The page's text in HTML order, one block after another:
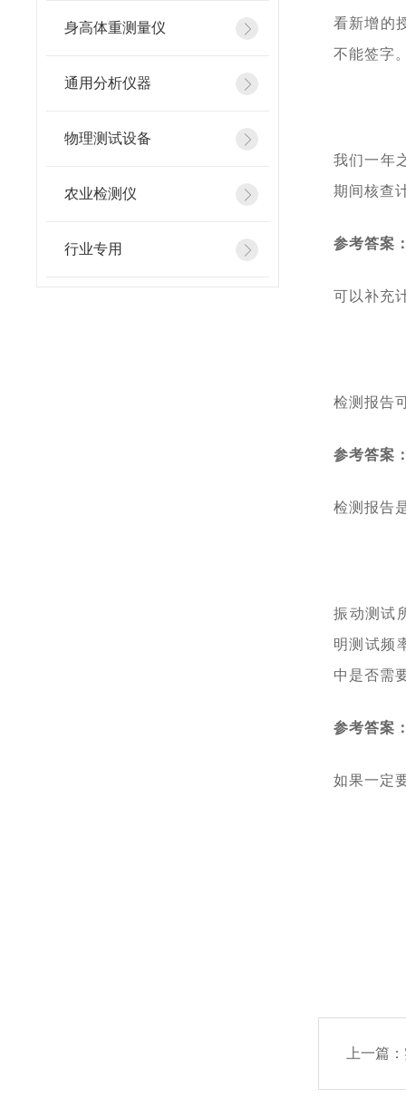
身高体重测量仪
通用分析仪器
物理测试设备
农业检测仪
行业专用
看新增的
不能签字
我们一年
期间核查
参考答案
可以补充
检测报告
参考答案
检测报告
振动测试
明测试频
中是否需
参考答案
如果一定
上一篇：